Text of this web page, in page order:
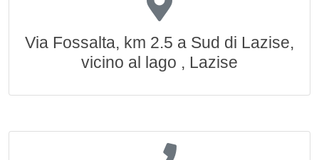
Via Fossalta, km 2.5 a Sud di Lazise,
vicino al lago , Lazise